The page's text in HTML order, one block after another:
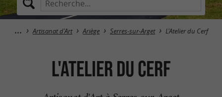
Artisanat d'Art Ariège Serres-sur-Arget L'Atelier du Cerf
L'Atelier du Cerf